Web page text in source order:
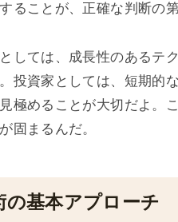
ることが、正確な判断の
しては、成長性のあるテ
投資家としては、短期的
極めることが大切だよ。
固まるんだ。
の基本アプローチ